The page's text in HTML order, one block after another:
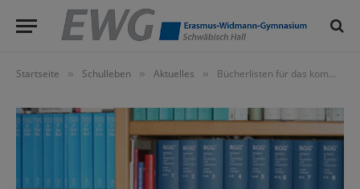
Startseite » Schulleben » Aktuelles » Bücherlisten für das kommende Schuljahr 2026/27